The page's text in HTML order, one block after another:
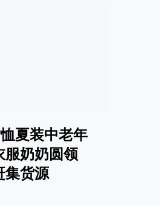
夏装中老年
服奶奶圆领
集货源